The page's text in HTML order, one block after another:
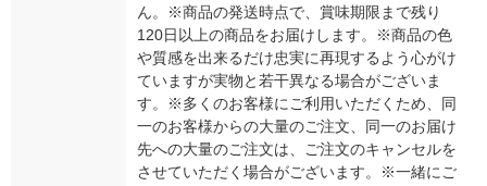
ん。※商品の発送時点で、賞味期限まで残り
120日以上の商品をお届けします。※商品の色
や質感を出来るだけ忠実に再現するよう心がけ
ていますが実物と若干異なる場合がございま
す。※多くのお客様にご利用いただくため、同
一のお客様からの大量のご注文、同一のお届け
先への大量のご注文は、ご注文のキャンセルを
させていただく場合がございます。※一緒にご